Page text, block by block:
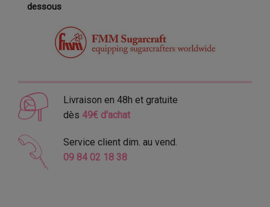
dessous
Livraison en 48h et gratuite
dès 49€ d'achat
Service client dim. au vend.
09 84 02 18 38